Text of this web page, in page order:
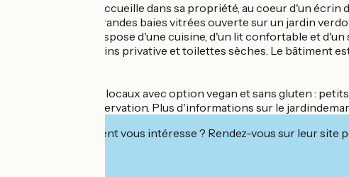
Marie-José vous accueille dans sa propriété, au coeur d'un
en bois, avec de grandes baies vitrées ouverte sur un jardin
L'hébergement dispose d'une cuisine, d'un lit confortable et
locaux. Salle de bains privative et toilettes sèches. Le
Le + : Repas bio et locaux avec option vegan et sans gluten :
apiculture, sur réservation. Plus d'informations sur le
Cet établissement vous intéresse ? Rendez-vous sur leur site